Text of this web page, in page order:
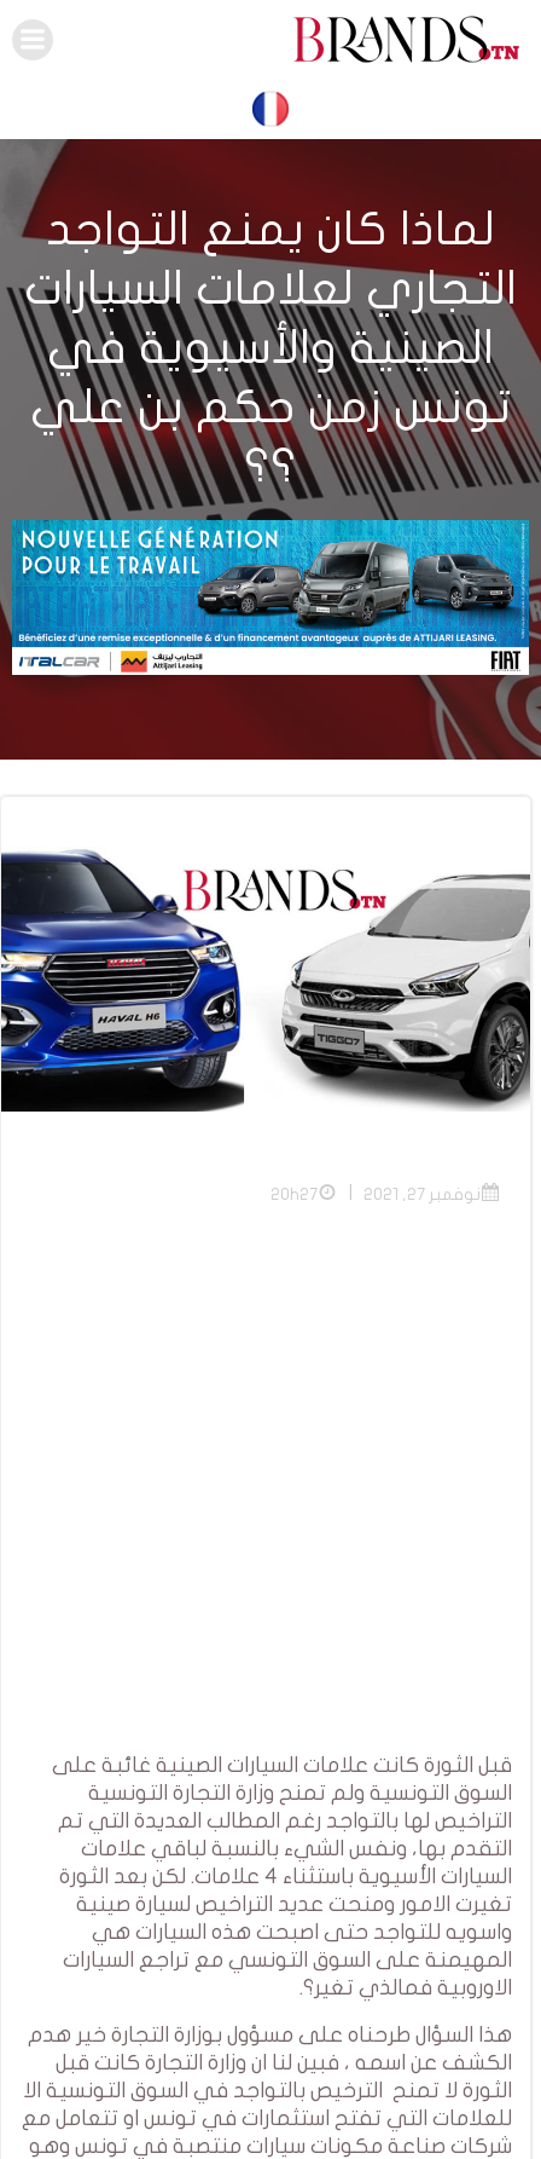
لماذا كان يمنع التواجد
التجاري لعلامات السيارات
الصينية والأسيوية في
تونس زمن حكم بن علي
؟؟
نوفمبر 27, 2021 20h27
قبل الثورة كانت علامات السيارات الصينية غائبة على
السوق التونسية ولم تمنح وزارة التجارة التونسية
التراخيص لها بالتواجد رغم المطالب العديدة التي تم
التقدم بها، ونفس الشيء بالنسبة لباقي علامات
السيارات الأسيوية باستثناء 4 علامات. لكن بعد الثورة
تغيرت الامور ومنحت عديد التراخيص لسيارة صينية
واسويه للتواجد حتى اصبحت هذه السيارات هي
المهيمنة على السوق التونسي مع تراجع السيارات
الاوروبية فمالذي تغير؟.
هذا السؤال طرحناه على مسؤول بوزارة التجارة خير هدم
الكشف عن اسمه ، فبين لنا ان وزارة التجارة كانت قبل
الثورة لا تمنح الترخيص بالتواجد في السوق التونسية الا
للعلامات التي تفتح استثمارات في تونس او تتعامل مع
شركات صناعة مكونات سيارات منتصبة في تونس وهو